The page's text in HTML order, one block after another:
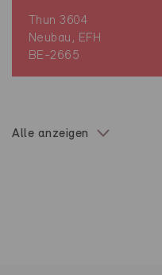
Thun 3604
Neubau, EFH
BE-2665
Alle anzeigen